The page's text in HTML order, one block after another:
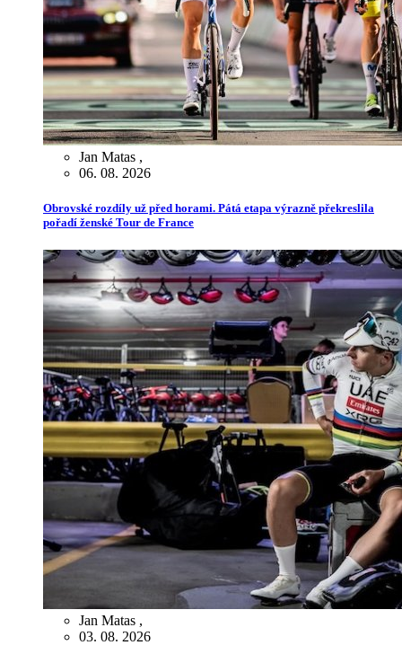
Jan Matas ,
06. 08. 2026
Obrovské rozdíly už před horami. Pátá etapa výrazně překreslila
pořadí ženské Tour de France
Jan Matas ,
03. 08. 2026